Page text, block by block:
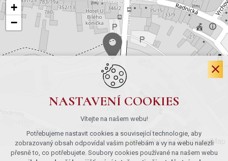
+
−
Leaflet | © OpenStreetMap
NASTAVENÍ COOKIES
Vítejte na našem webu!
Potřebujeme nastavit cookies a související technologie, aby
zobrazovaný obsah odpovídal vašim potřebám a vy na webu nalezli
přesně to, co potřebujete. Soubory cookies používané na našem webu